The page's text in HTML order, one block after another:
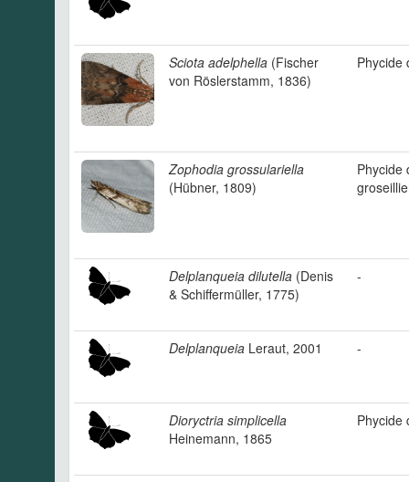
Sciota adelphella (Fischer
von Röslerstamm, 1836)
Phycide
Zophodia grossulariella
(Hübner, 1809)
Phycide
Delplanqueia dilutella (Denis
& Schiffermüller, 1775)
-
Delplanqueia Leraut, 2001 -
Dioryctria simplicella
Heinemann, 1865
Phycide